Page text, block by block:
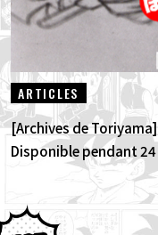
ARTICLES
[Archives de
Disponible pendant